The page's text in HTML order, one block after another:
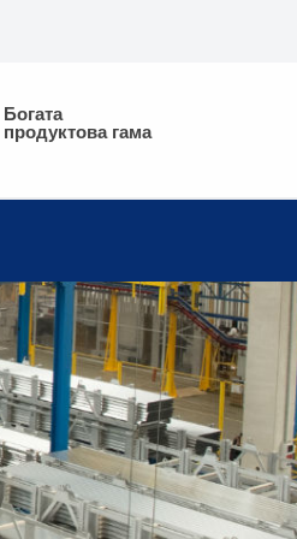
Богата
продуктова гама